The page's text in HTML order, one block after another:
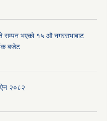
सम्पन भएको १५ ‍‍‍औ नगरसभाबाट
बजेट
ऐन २०८२